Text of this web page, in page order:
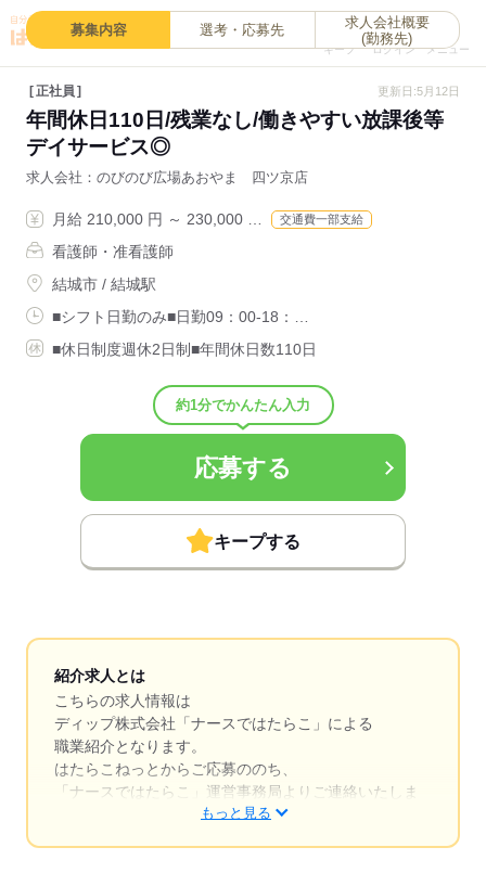
キープ
0
ログイン メニュー
募集内容 選考・応募先
求人会社概要
(勤務先)
正社員 更新日:5月12日
年間休日110日/残業なし/働きやすい放課後等
デイサービス◎
求人会社 のびのび広場あおやま 四ツ京店
月給 210,000 円 ～ 230,000 … 交通費一部支給
看護師・准看護師
結城市 / 結城駅
■シフト日勤のみ■日勤09：00-18：…
■休日制度週休2日制■年間休日数110日
約1分でかんたん入力
応募する
キープする
紹介求人とは
こちらの求人情報は
ディップ株式会社「ナースではたらこ」による
職業紹介となります。
はたらこねっとからご応募ののち、
「ナースではたらこ」運営事務局よりご連絡いたしま
もっと見る